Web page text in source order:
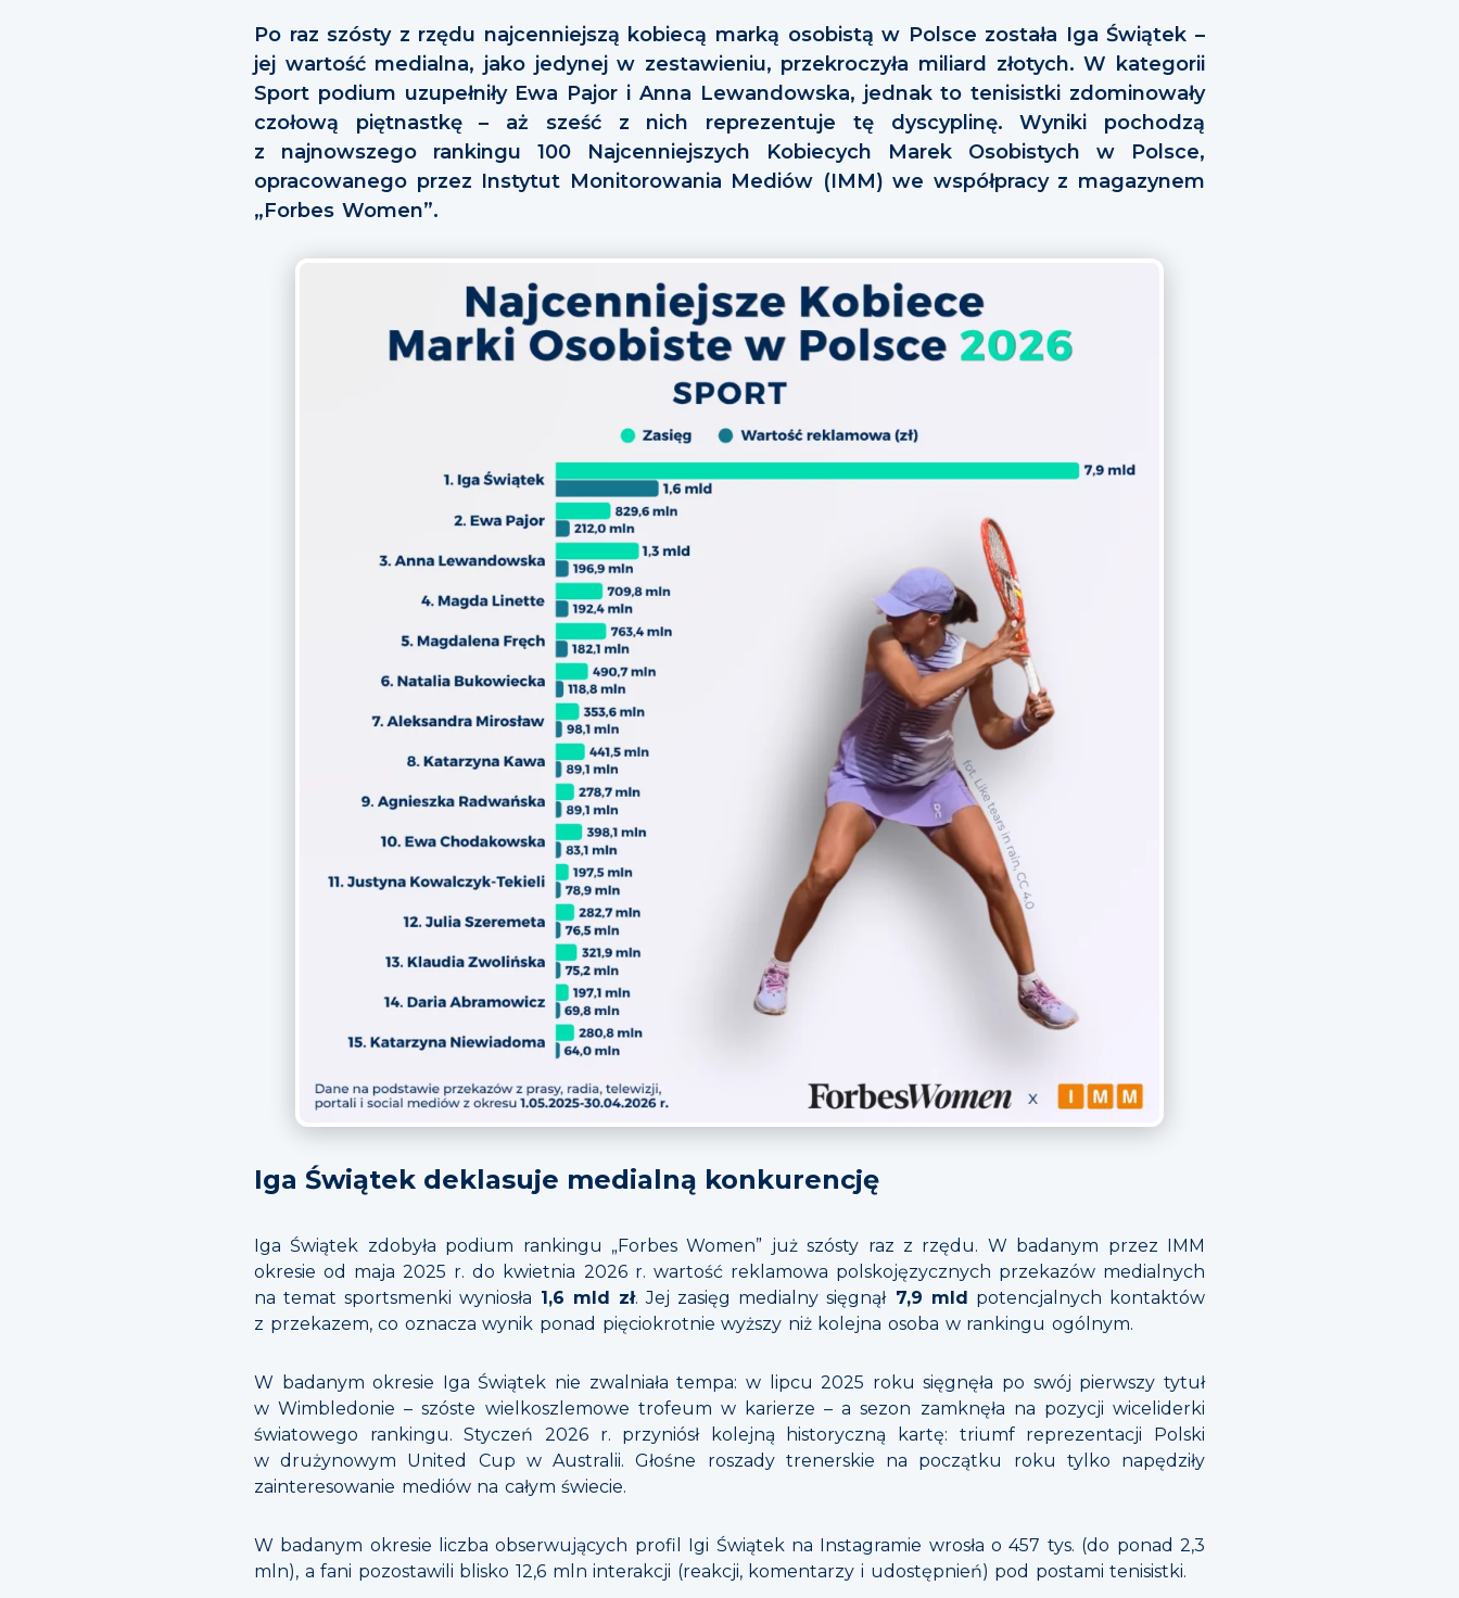
Po raz szósty z rzędu najcenniejszą kobiecą marką osobistą w Polsce została Iga Świątek –
jej wartość medialna, jako jedynej w zestawieniu, przekroczyła miliard złotych. W kategorii
Sport podium uzupełniły Ewa Pajor i Anna Lewandowska, jednak to tenisistki zdominowały
czołową piętnastkę – aż sześć z nich reprezentuje tę dyscyplinę. Wyniki pochodzą
z najnowszego rankingu 100 Najcenniejszych Kobiecych Marek Osobistych w Polsce,
opracowanego przez Instytut Monitorowania Mediów (IMM) we współpracy z magazynem
„Forbes Women”.
Iga Świątek deklasuje medialną konkurencję
Iga Świątek zdobyła podium rankingu „Forbes Women” już szósty raz z rzędu. W badanym przez IMM
okresie od maja 2025 r. do kwietnia 2026 r. wartość reklamowa polskojęzycznych przekazów medialnych
na temat sportsmenki wyniosła 1,6 mld zł. Jej zasięg medialny sięgnął7,9 mld
potencjalnych kontaktów
z przekazem, co oznacza wynik ponad pięciokrotnie wyższy niż kolejna osoba w rankingu ogólnym.
W badanym okresie Iga Świątek nie zwalniała tempa: w lipcu 2025 roku sięgnęła po swój pierwszy tytuł
w Wimbledonie – szóste wielkoszlemowe trofeum w karierze – a sezon zamknęła na pozycji wiceliderki
światowego rankingu. Styczeń 2026 r. przyniósł kolejną historyczną kartę: triumf reprezentacji Polski
w drużynowym United Cup w Australii. Głośne roszady trenerskie na początku roku tylko napędziły
zainteresowanie mediów na całym świecie.
W badanym okresie liczba obserwujących profil Igi Świątek na Instagramie wrosła o 457 tys. (do ponad 2,3
mln), a fani pozostawili blisko 12,6 mln interakcji (reakcji, komentarzy i udostępnień) pod postami tenisistki.